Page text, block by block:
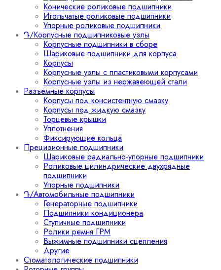
Конические роликовые подшипники
Игольчатые роликовые подшипники
Упорные роликовые подшипники
Դ/Корпусные подшипниковые узлы
Корпусные подшипники в сборе
Шариковые подшипники для корпуса
Корпусы
Корпусные узлы с пластиковыми корпусами
Корпусные узлы из нержавеющей стали
Разъемные корпусы
Корпусы под консистентную смазку
Корпусы под жидкую смазку
Торцевые крышки
Уплотнения
Фиксирующие кольца
Прецизионные подшипники
Шариковые радиально-упорные подшипники
Роликовые цилиндрические двухрядные
подшипники
Упорные подшипники
Դ/Автомобильные подшипники
Генераторные подшипники
Подшипники кондиционера
Ступичные подшипники
Ролики ремня ГРМ
Выжимные подшипники сцепления
Другие
Стоматологические подшипники